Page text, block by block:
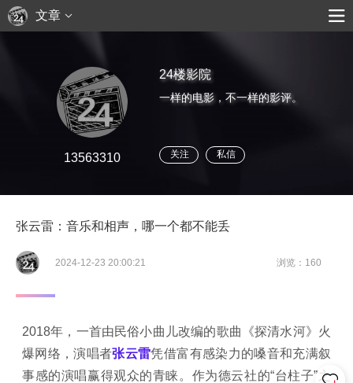
文章
13563310
24楼影院
一样的电影，不一样的影评。
关注 私信
张云雷：音乐和相声，哪一个都不能丢
2024-12-23 20:00:21 浏览：160
2018年，一首由民俗小曲儿改编的歌曲《探清水河》火
爆网络，演唱者张云雷凭借富有感染力的嗓音和充满叙
事感的演唱赢得观众的青睐。作为德云社的“台柱子”之